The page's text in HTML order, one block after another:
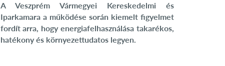
A Veszprém Vármegyei Kereskedelmi és
Iparkamara a működése során kiemelt figyelmet
fordít arra, hogy energiafelhasználása takarékos,
hatékony és környezettudatos legyen.